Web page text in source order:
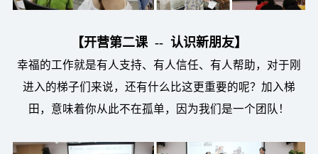
【开营第二课 -- 认识新朋友】
幸福的工作就是有人支持、有人信任、有人帮助，对于刚
进入的梯子们来说，还有什么比这更重要的呢？加入梯
田，意味着你从此不在孤单，因为我们是一个团队！